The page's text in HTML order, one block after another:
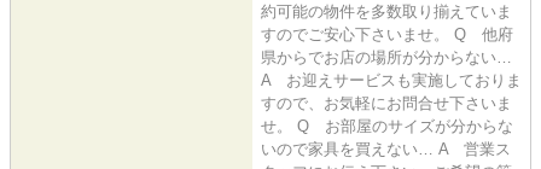
約可能の物件を多数取り揃えていま
すのでご安心下さいませ。 Q 他府
県からでお店の場所が分からない…
A お迎えサービスも実施しておりま
すので、お気軽にお問合せ下さいま
せ。 Q お部屋のサイズが分からな
いので家具を買えない… A 営業ス